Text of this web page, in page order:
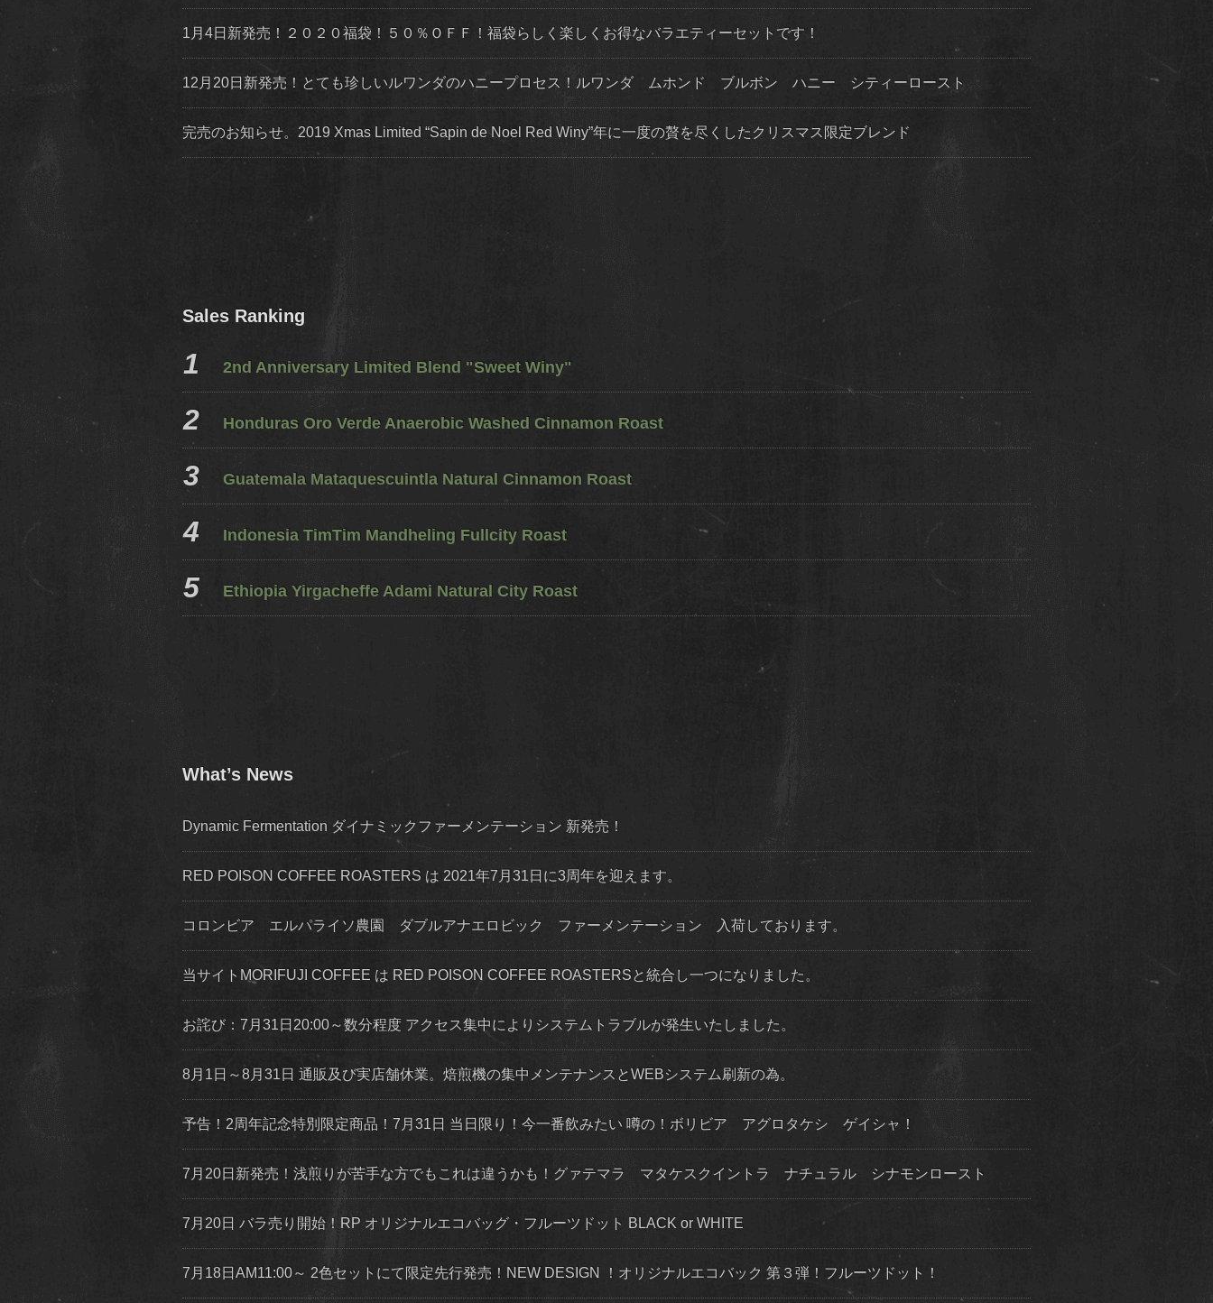
1月4日新発売！２０２０福袋！５０％ＯＦＦ！福袋らしく楽しくお得なバラエティーセットです！
12月20日新発売！とても珍しいルワンダのハニープロセス！ルワンダ ムホンド ブルボン ハニー シティーロースト
完売のお知らせ。2019 Xmas Limited “Sapin de Noel Red Winy”年に一度の贅を尽くしたクリスマス限定ブレンド
Sales Ranking
2nd Anniversary Limited Blend "Sweet Winy"
Honduras Oro Verde Anaerobic Washed Cinnamon Roast
Guatemala Mataquescuintla Natural Cinnamon Roast
Indonesia TimTim Mandheling Fullcity Roast
Ethiopia Yirgacheffe Adami Natural City Roast
What’s News
Dynamic Fermentation ダイナミックファーメンテーション 新発売！
RED POISON COFFEE ROASTERS は 2021年7月31日に3周年を迎えます。
コロンビア エルパライソ農園 ダブルアナエロビック ファーメンテーション 入荷しております。
当サイトMORIFUJI COFFEE は RED POISON COFFEE ROASTERSと統合し一つになりました。
お詫び：7月31日20:00～数分程度 アクセス集中によりシステムトラブルが発生いたしました。
8月1日～8月31日 通販及び実店舗休業。焙煎機の集中メンテナンスとWEBシステム刷新の為。
予告！2周年記念特別限定商品！7月31日 当日限り！今一番飲みたい 噂の！ボリビア アグロタケシ ゲイシャ！
7月20日新発売！浅煎りが苦手な方でもこれは違うかも！グァテマラ マタケスクイントラ ナチュラル シナモンロースト
7月20日 バラ売り開始！RP オリジナルエコバッグ・フルーツドット BLACK or WHITE
7月18日AM11:00～ 2色セットにて限定先行発売！NEW DESIGN ！オリジナルエコバック 第３弾！フルーツドット！